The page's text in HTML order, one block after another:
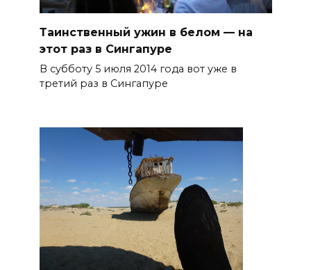
Таинственный ужин в белом — на
этот раз в Сингапуре
В субботу 5 июля 2014 года вот уже в
третий раз в Сингапуре